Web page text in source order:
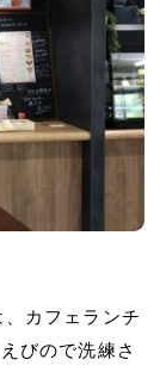
カフェランチ
びので洗練さ